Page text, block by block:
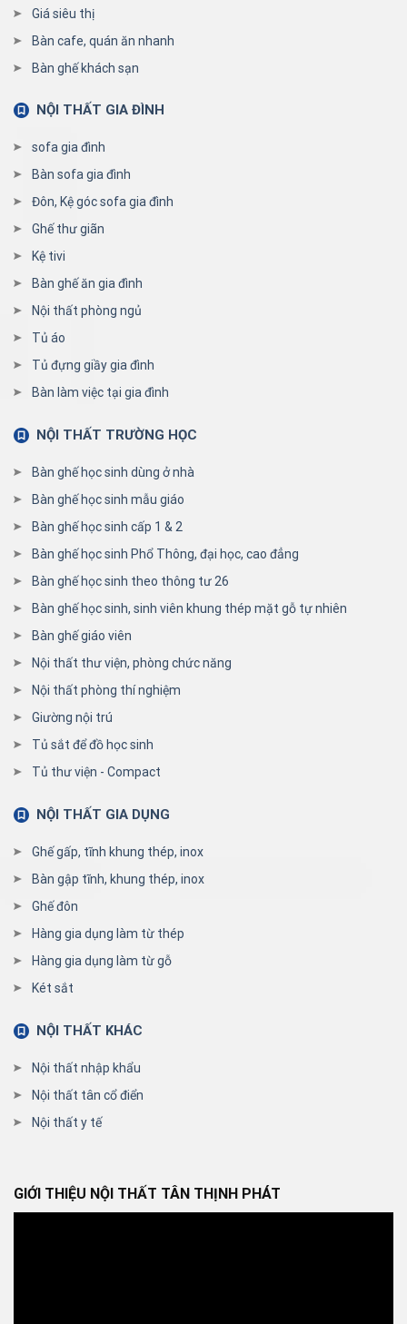
Giá siêu thị
Bàn cafe, quán ăn nhanh
Bàn ghế khách sạn
NỘI THẤT GIA ĐÌNH
sofa gia đình
Bàn sofa gia đình
Đôn, Kệ góc sofa gia đình
Ghế thư giãn
Kệ tivi
Bàn ghế ăn gia đình
Nội thất phòng ngủ
Tủ áo
Tủ đựng giầy gia đình
Bàn làm việc tại gia đình
NỘI THẤT TRƯỜNG HỌC
Bàn ghế học sinh dùng ở nhà
Bàn ghế học sinh mẫu giáo
Bàn ghế học sinh cấp 1 & 2
Bàn ghế học sinh Phổ Thông, đại học, cao đẳng
Bàn ghế học sinh theo thông tư 26
Bàn ghế học sinh, sinh viên khung thép mặt gỗ tự nhiên
Bàn ghế giáo viên
Nội thất thư viện, phòng chức năng
Nội thất phòng thí nghiệm
Giường nội trú
Tủ sắt để đồ học sinh
Tủ thư viện - Compact
NỘI THẤT GIA DỤNG
Ghế gấp, tĩnh khung thép, inox
Bàn gập tĩnh, khung thép, inox
Ghế đôn
Hàng gia dụng làm từ thép
Hàng gia dụng làm từ gỗ
Két sắt
NỘI THẤT KHÁC
Nội thất nhập khẩu
Nội thất tân cổ điển
Nội thất y tế
GIỚI THIỆU NỘI THẤT TÂN THỊNH PHÁT